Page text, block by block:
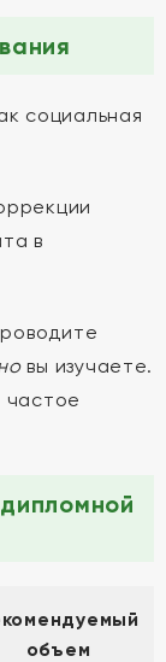
социальная
в
вы изучаете.
частое
объем